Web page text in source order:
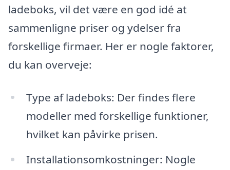
ladeboks, vil det være en god idé at
sammenligne priser og ydelser fra
forskellige firmaer. Her er nogle faktorer,
du kan overveje:
Type af ladeboks: Der findes flere
modeller med forskellige funktioner,
hvilket kan påvirke prisen.
Installationsomkostninger: Nogle